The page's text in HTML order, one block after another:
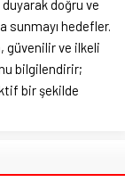
duyarak doğru ve
sunmayı hedefler.
güvenilir ve ilkeli
bilgilendirir;
bir şekilde